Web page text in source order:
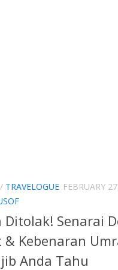
/ TRAVELOGUE FEBRUARY
Ditolak! Senarai
& Kebenaran
Anda Tahu